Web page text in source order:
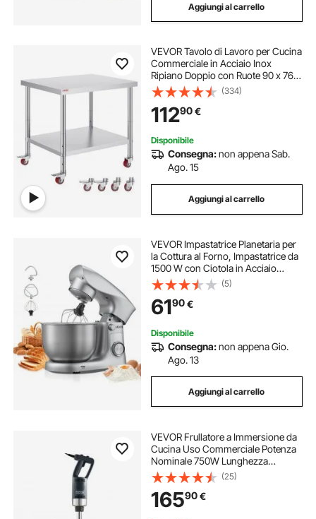
Aggiungi al carrello
VEVOR Tavolo di Lavoro per Cucina
Commerciale in Acciaio Inox
Ripiano Doppio con Ruote 90 x 76 x
82 cm, Piano di Lavoro per Cucina
Uso Commerciale in Acciaio Inox
Capacità Carico Totale160kg 2 Piani
(334)
11290€
Disponibile
Consegna:non appena Sab.
Ago. 15
Aggiungi al carrello
VEVOR Impastatrice Planetaria per
la Cottura al Forno, Impastatrice da
1500 W con Ciotola in Acciaio
Inossidabile 4,2 L, Gancio per
Impastare, Frusta, Inclinazione
Regolabile a 10 Velocità
(5)
6190€
Disponibile
Consegna:non appena Gio.
Ago. 13
Aggiungi al carrello
VEVOR Frullatore a Immersione da
Cucina Uso Commerciale Potenza
Nominale 750W Lunghezza
855mm Velocità Regolabile,
Frullatore Tritatutto da Cucina
Commerciale per Zuppe Salsa
Pesto Materiale Frullato
(25)
16590€